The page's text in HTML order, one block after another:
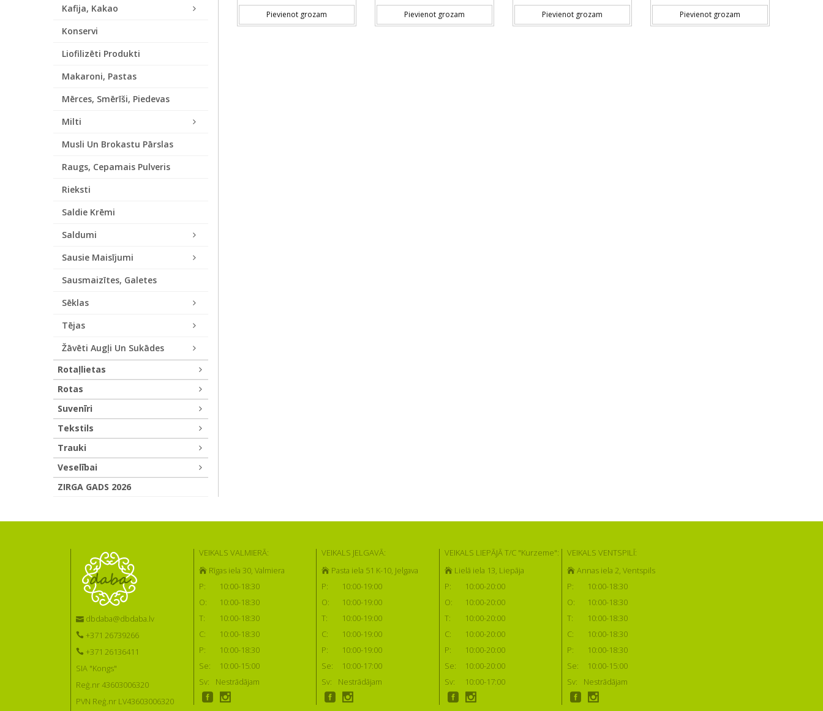
Pievienot grozam Pievienot grozam Pievienot grozam Pievienot grozam
Kafija, Kakao
Konservi
Liofilizēti Produkti
Makaroni, Pastas
Mērces, Smērīši, Piedevas
Milti
Musli Un Brokastu Pārslas
Raugs, Cepamais Pulveris
Rieksti
Saldie Krēmi
Saldumi
Sausie Maisījumi
Sausmaizītes, Galetes
Sēklas
Tējas
Žāvēti Augļi Un Sukādes
Rotaļlietas
Rotas
Suvenīri
Tekstils
Trauki
Veselībai
ZIRGA GADS 2026
dbdaba@dbdaba.lv
+371 26739266
+371 26136411
SIA "Kongs"
Reģ.nr 43603006320
PVN Reģ.nr LV43603006320
VEIKALS VALMIERĀ:
Rīgas iela 30, Valmiera
P:
10:00-18:30
O:
10:00-18:30
T:
10:00-18:30
C:
10:00-18:30
P:
10:00-18:30
Se:
10:00-15:00
Sv:
Nestrādājam
VEIKALS JELGAVĀ:
Pasta iela 51 K-10, Jelgava
P:
10:00-19:00
O:
10:00-19:00
T:
10:00-19:00
C:
10:00-19:00
P:
10:00-19:00
Se:
10:00-17:00
Sv:
Nestrādājam
VEIKALS LIEPĀJĀ T/C "Kurzeme":
Lielā iela 13, Liepāja
P:
10:00-20:00
O:
10:00-20:00
T:
10:00-20:00
C:
10:00-20:00
P:
10:00-20:00
Se:
10:00-20:00
Sv:
10:00-17:00
VEIKALS VENTSPILĪ:
Annas iela 2, Ventspils
P:
10:00-18:30
O:
10:00-18:30
T:
10:00-18:30
C:
10:00-18:30
P:
10:00-18:30
Se:
10:00-15:00
Sv:
Nestrādājam